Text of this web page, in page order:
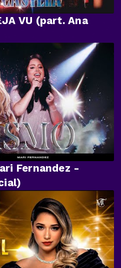
VU (part. Ana
Fernandez -